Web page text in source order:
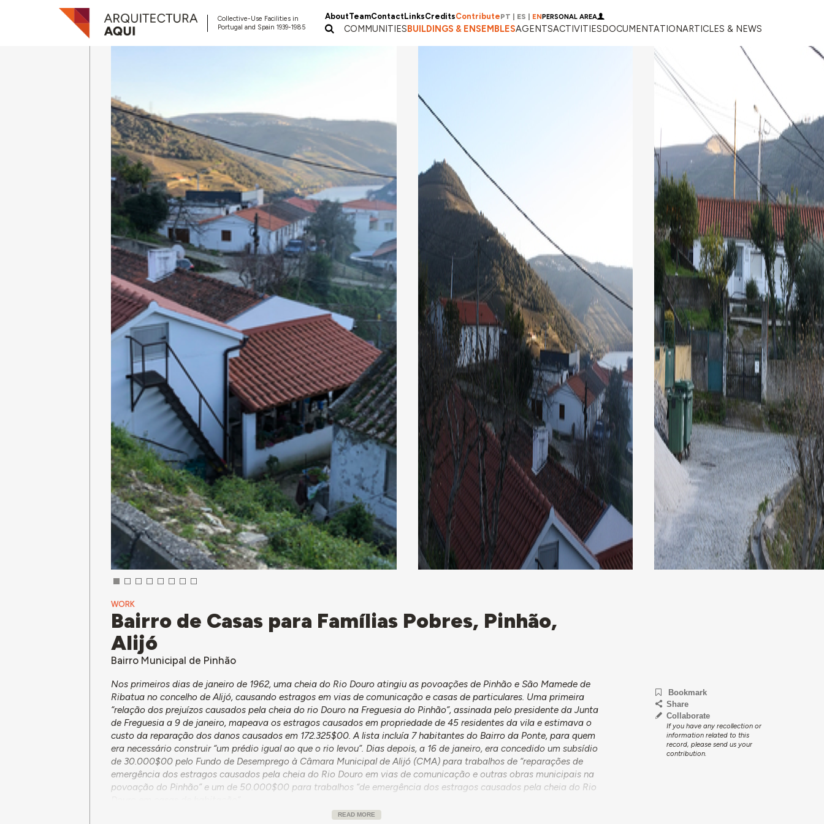
Collective-Use Facilities in
Portugal and Spain 1939-1985
AboutTeamContactLinksCreditsContributePT ES ENPERSONAL AREA
COMMUNITIESBUILDINGS & ENSEMBLESAGENTSACTIVITIESDOCUMENTATIONARTICLES & NEWS
WORK
Bairro de Casas para Famílias Pobres, Pinhão,
Alijó
Bairro Municipal de Pinhão
Nos primeiros dias de janeiro de 1962, uma cheia do Rio Douro atingiu as povoações de Pinhão e São Mamede de
Ribatua no concelho de Alijó, causando estragos em vias de comunicação e casas de particulares. Uma primeira
“relação dos prejuízos causados pela cheia do rio Douro na Freguesia do Pinhão”, assinada pelo presidente da Junta
de Freguesia a 9 de janeiro, mapeava os estragos causados em propriedade de 45 residentes da vila e estimava o
custo da reparação dos danos causados em 172.325$00. A lista incluía 7 habitantes do Bairro da Ponte, para quem
era necessário construir “um prédio igual ao que o rio levou”. Dias depois, a 16 de janeiro, era concedido um subsídio
de 30.000$00 pelo Fundo de Desemprego à Câmara Municipal de Alijó (CMA) para trabalhos de “reparações de
emergência dos estragos causados pela cheia do Rio Douro em vias de comunicação e outras obras municipais na
povoação do Pinhão” e um de 50.000$00 para trabalhos “de emergência dos estragos causados pela cheia do Rio
Em abril do mesmo ano, um despacho do Ministro das Obras Públicas determinava o financiamento para a
READ MORE
Bookmark
Share
Collaborate
If you have any recollection or
information related to this
record, please send us your
contribution.